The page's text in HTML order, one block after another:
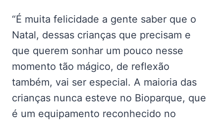
“É muita felicidade a gente saber que o
Natal, dessas crianças que precisam e
que querem sonhar um pouco nesse
momento tão mágico, de reflexão
também, vai ser especial. A maioria das
crianças nunca esteve no Bioparque, que
é um equipamento reconhecido no